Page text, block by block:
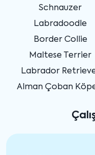
Schnauzer
Labradoodle
Border Collie
Maltese Terrier
Labrador
Alman Çoban